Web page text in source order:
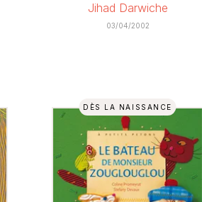
Jihad Darwiche
03/04/2002
DÈS LA NAISSANCE